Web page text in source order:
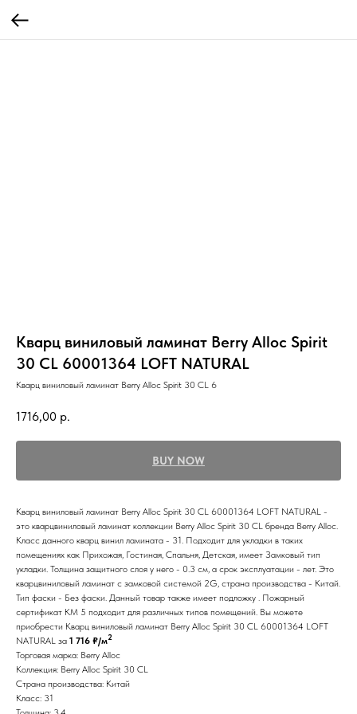
Кварц виниловый ламинат Berry Alloc Spirit
30 CL 60001364 LOFT NATURAL
Кварц виниловый ламинат Berry Alloc Spirit 30 CL 6
1716,00 р.
BUY NOW
Кварц виниловый ламинат Berry Alloc Spirit 30 CL 60001364 LOFT NATURAL -
это кварцвиниловый ламинат коллекции Berry Alloc Spirit 30 CL бренда Berry Alloc.
Класс данного кварц винил ламината - 31. Подходит для укладки в таких
помещениях как Прихожая, Гостиная, Спальня, Детская, имеет Замковый тип
укладки. Толщина защитного слоя у него - 0.3 см, а срок эксплуатации - лет. Это
кварцвиниловый ламинат с замковой системой 2G, страна производства - Китай.
Тип фаски - Без фаски. Данный товар также имеет подложку . Пожарный
сертификат КМ 5 подходит для различных типов помещений. Вы можете
приобрести Кварц виниловый ламинат Berry Alloc Spirit 30 CL 60001364 LOFT
NATURAL за 1 716 ₽/м2
Торговая марка: Berry Alloc
Коллекция: Berry Alloc Spirit 30 CL
Страна производства: Китай
Класс: 31